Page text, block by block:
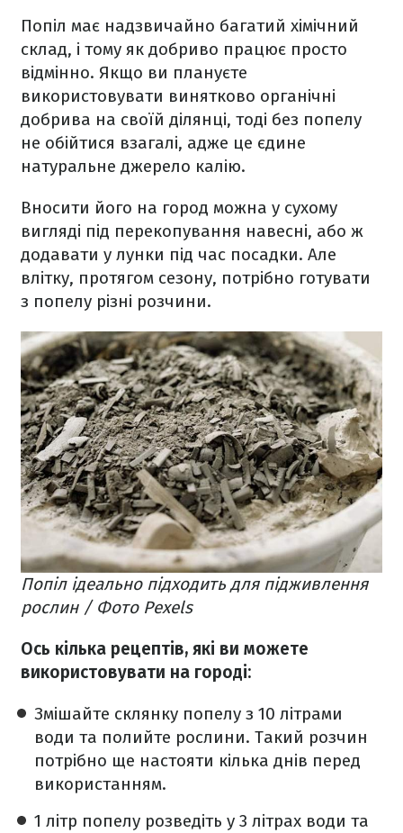
Попіл має надзвичайно багатий хімічний
склад, і тому як добриво працює просто
відмінно. Якщо ви плануєте
використовувати винятково органічні
добрива на своїй ділянці, тоді без попелу
не обійтися взагалі, адже це єдине
натуральне джерело калію.
Вносити його на город можна у сухому
вигляді під перекопування навесні, або ж
додавати у лунки під час посадки. Але
влітку, протягом сезону, потрібно готувати
з попелу різні розчини.
Попіл ідеально підходить для підживлення
рослин / Фото Pexels
Ось кілька рецептів, які ви можете
використовувати на городі:
Змішайте склянку попелу з 10 літрами
води та полийте рослини. Такий розчин
потрібно ще настояти кілька днів перед
використанням.
1 літр попелу розведіть у 3 літрах води та